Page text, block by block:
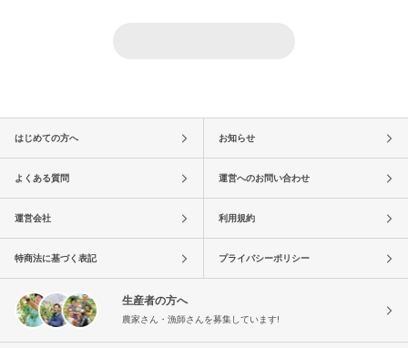
はじめての方へ お知らせ
よくある質問 運営へのお問い合わせ
運営会社 利用規約
特商法に基づく表記 プライバシーポリシー
生産者の方へ
農家さん・漁師さんを募集しています!